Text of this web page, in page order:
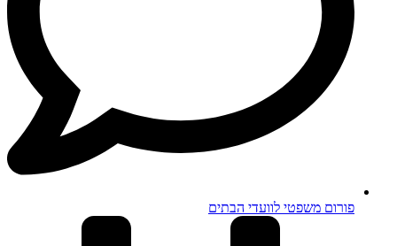
פורום משפטי לוועדי הבתים